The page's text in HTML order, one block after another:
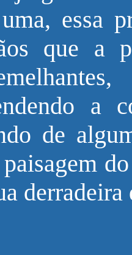
essa
que a
a
de
derradeira